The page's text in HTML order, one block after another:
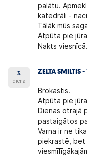
palātu.
katedrāli -
Tālāk mūs
Atpūta pie
Nakts viesnīcā.
3.
diena
ZELTA SMILTIS
Brokastis.
Atpūta pie
Dienas otrajā
pastaigātos
Varna ir ne
piekrastē, bet